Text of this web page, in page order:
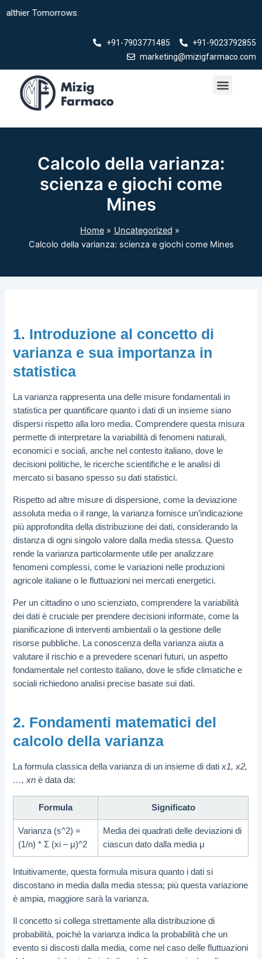
Tomorrows.
+91-7903771485
+91-9023792855
marketing@mizigfarmaco.com
Menu
Calcolo della varianza:
scienza e giochi come
Mines
Home
Uncategorized
Calcolo della varianza: scienza e giochi come Mines
1. Introduzione al concetto di
varianza e sua importanza in
statistica
La varianza rappresenta una delle misure fondamentali in
statistica per quantificare quanto i dati di un insieme siano
dispersi rispetto alla loro media. Comprendere questa misura
permette di interpretare la variabilità di fenomeni naturali,
economici e sociali, anche nel contesto italiano, dove le
decisioni politiche, le ricerche scientifiche e le analisi di
mercato si basano spesso su dati statistici.
Rispetto ad altre misure di dispersione, come la deviazione
assoluta media o il range, la varianza fornisce un’indicazione
più approfondita della distribuzione dei dati, considerando la
distanza di ogni singolo valore dalla media stessa. Questo
rende la varianza particolarmente utile per analizzare
fenomeni complessi, come le variazioni nelle produzioni
agricole italiane o le fluttuazioni nei mercati energetici.
Per un cittadino o uno scienziato, comprendere la variabilità
dei dati è cruciale per prendere decisioni informate, come la
pianificazione di interventi ambientali o la gestione delle
risorse pubbliche. La conoscenza della varianza aiuta a
valutare il rischio e a prevedere scenari futuri, un aspetto
fondamentale nel contesto italiano, dove le sfide climatiche e
sociali richiedono analisi precise basate sui dati.
2. Fondamenti matematici del
calcolo della varianza
La formula classica della varianza di un insieme di datix1, x2,
…, xn è data da:
Formula Significato
Varianza (s^2) =
(1/n) * Σ (xi – μ)^2
Media dei quadrati delle deviazioni di
ciascun dato dalla media μ
Intuitivamente, questa formula misura quanto i dati si
discostano in media dalla media stessa; più questa variazione
è ampia, maggiore sarà la varianza.
Il concetto si collega strettamente alla distribuzione di
probabilità, poiché la varianza indica la probabilità che un
evento si discosti dalla media, come nel caso delle fluttuazioni